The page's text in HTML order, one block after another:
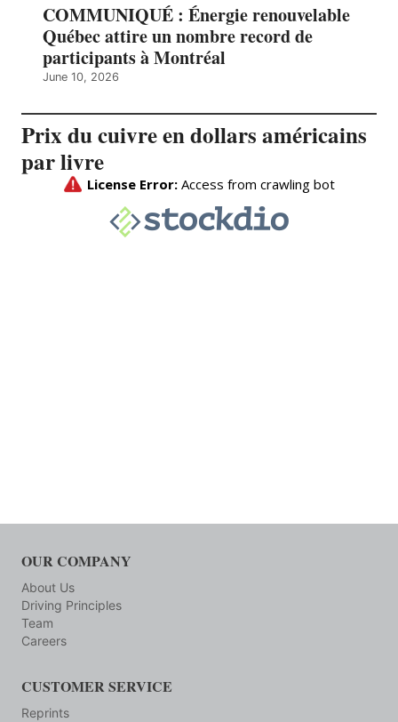
COMMUNIQUÉ : Énergie renouvelable
Québec attire un nombre record de
participants à Montréal
June 10, 2026
Prix du cuivre en dollars américains
par livre
OUR COMPANY
About Us
Driving Principles
Team
Careers
CUSTOMER SERVICE
Reprints